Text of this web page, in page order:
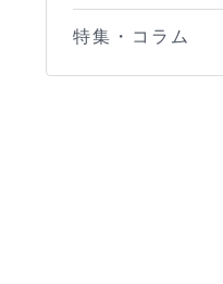
特集・コラム